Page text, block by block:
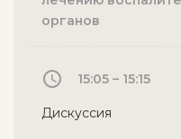
органов
15:05 – 15:15
Дискуссия